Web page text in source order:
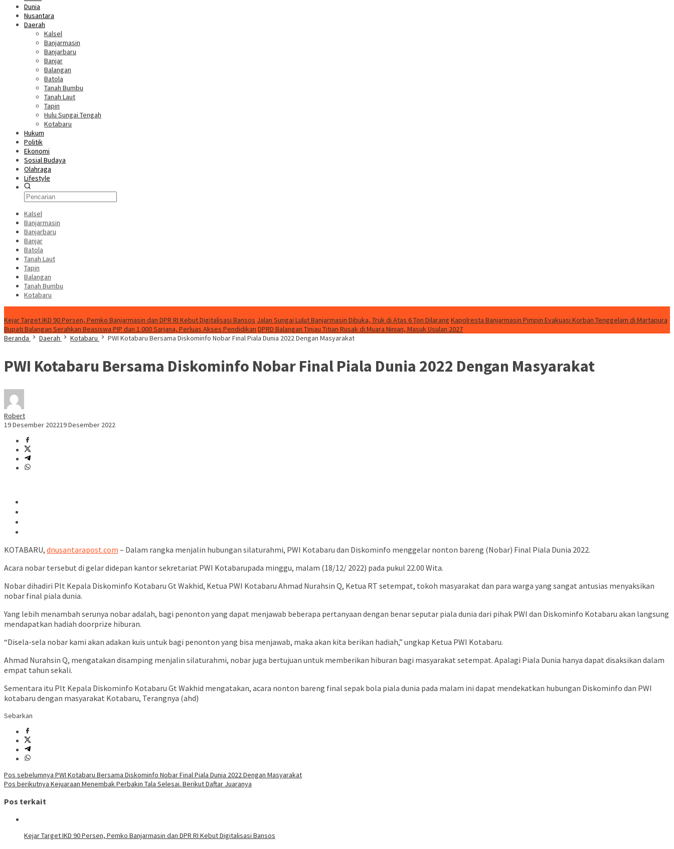
Dunia
Nusantara
Daerah
Kalsel
Banjarmasin
Banjarbaru
Banjar
Balangan
Batola
Tanah Bumbu
Tanah Laut
Tapin
Hulu Sungai Tengah
Kotabaru
Hukum
Politik
Ekonomi
Sosial Budaya
Olahraga
Lifestyle
Kalsel
Banjarmasin
Banjarbaru
Banjar
Batola
Tanah Laut
Tapin
Balangan
Tanah Bumbu
Kotabaru
Kejar Target IKD 90 Persen, Pemko Banjarmasin dan DPR RI Kebut Digitalisasi Bansos Jalan Sungai Lulut Banjarmasin Dibuka, Truk di Atas 6 Ton Dilarang Kapolresta Banjarmasin Pimpin Evakuasi Korban Tenggelam di Martapura
Bupati Balangan Serahkan Beasiswa PIP dan 1.000 Sarjana, Perluas Akses Pendidikan DPRD Balangan Tinjau Titian Rusak di Muara Ninian, Masuk Usulan 2027
Beranda
Daerah Kotabaru PWI Kotabaru Bersama Diskominfo Nobar Final Piala Dunia 2022 Dengan Masyarakat
PWI Kotabaru Bersama Diskominfo Nobar Final Piala Dunia 2022 Dengan Masyarakat
Robert
19 Desember 202219 Desember 2022
KOTABARU, dnusantarapost.com – Dalam rangka menjalin hubungan silaturahmi, PWI Kotabaru dan Diskominfo menggelar nonton bareng (Nobar) Final Piala Dunia 2022.
Acara nobar tersebut di gelar didepan kantor sekretariat PWI Kotabarupada minggu, malam (18/12/ 2022) pada pukul 22.00 Wita.
Nobar dihadiri Plt Kepala Diskominfo Kotabaru Gt Wakhid, Ketua PWI Kotabaru Ahmad Nurahsin Q, Ketua RT setempat, tokoh masyarakat dan para warga yang sangat antusias menyaksikan
nobar final piala dunia.
Yang lebih menambah serunya nobar adalah, bagi penonton yang dapat menjawab beberapa pertanyaan dengan benar seputar piala dunia dari pihak PWI dan Diskominfo Kotabaru akan langsung
mendapatkan hadiah doorprize hiburan.
“Disela-sela nobar kami akan adakan kuis untuk bagi penonton yang bisa menjawab, maka akan kita berikan hadiah,” ungkap Ketua PWI Kotabaru.
Ahmad Nurahsin Q, mengatakan disamping menjalin silaturahmi, nobar juga bertujuan untuk memberikan hiburan bagi masyarakat setempat. Apalagi Piala Dunia hanya dapat disaksikan dalam
empat tahun sekali.
Sementara itu Plt Kepala Diskominfo Kotabaru Gt Wakhid mengatakan, acara nonton bareng final sepak bola piala dunia pada malam ini dapat mendekatkan hubungan Diskominfo dan PWI
kotabaru dengan masyarakat Kotabaru, Terangnya (ahd)
Sebarkan
Navigasi
pos
Pos sebelumnya PWI Kotabaru Bersama Diskominfo Nobar Final Piala Dunia 2022 Dengan Masyarakat
Pos berikutnya Kejuaraan Menembak Perbakin Tala Selesai. Berikut Daftar Juaranya
Pos terkait
Kejar Target IKD 90 Persen, Pemko Banjarmasin dan DPR RI Kebut Digitalisasi Bansos